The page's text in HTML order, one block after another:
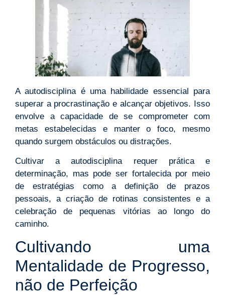
A autodisciplina é uma habilidade essencial para
superar a procrastinação e alcançar objetivos. Isso
envolve a capacidade de se comprometer com
metas estabelecidas e manter o foco, mesmo
quando surgem obstáculos ou distrações.
Cultivar a autodisciplina requer prática e
determinação, mas pode ser fortalecida por meio
de estratégias como a definição de prazos
pessoais, a criação de rotinas consistentes e a
celebração de pequenas vitórias ao longo do
caminho.
Cultivando uma
Mentalidade de Progresso,
não de Perfeição